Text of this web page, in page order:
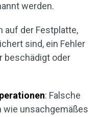
werden.
auf der Festplatte,
sind, ein Fehler
beschädigt oder
: Falsche
wie unsachgemäßes